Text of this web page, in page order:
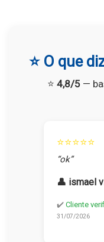
⭐ O que
⭐ 4,8/5 —
⭐⭐⭐⭐⭐
“ok”
👤 ismael
✔️ Cliente
31/07/2026